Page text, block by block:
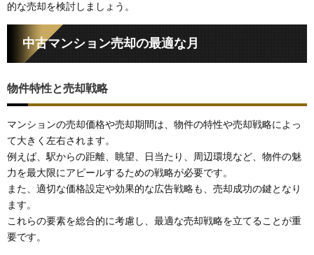
的な売却を検討しましょう。
中古マンション売却の最適な月
物件特性と売却戦略
マンションの売却価格や売却期間は、物件の特性や売却戦略によっ
て大きく左右されます。
例えば、駅からの距離、眺望、日当たり、周辺環境など、物件の魅
力を最大限にアピールするための戦略が必要です。
また、適切な価格設定や効果的な広告戦略も、売却成功の鍵となり
ます。
これらの要素を総合的に考慮し、最適な売却戦略を立てることが重
要です。